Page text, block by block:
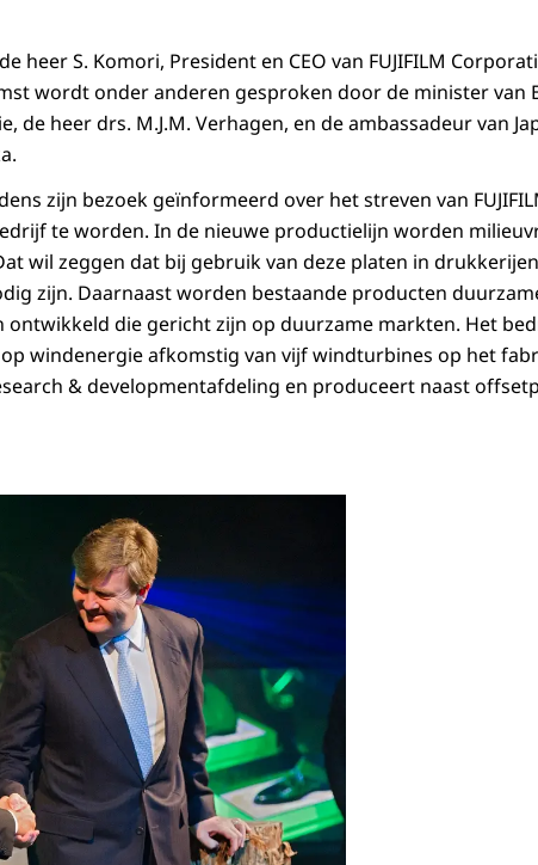
heer S. Komori, President en CEO van FUJIFILM
wordt onder anderen gesproken door de minister van
de heer drs. M.J.M. Verhagen, en de ambassadeur van
zijn bezoek geïnformeerd over het streven van
te worden. In de nieuwe productielijn worden
wil zeggen dat bij gebruik van deze platen in
zijn. Daarnaast worden bestaande producten
die gericht zijn op duurzame markten. Het
windenergie afkomstig van vijf windturbines op het
& developmentafdeling en produceert naast